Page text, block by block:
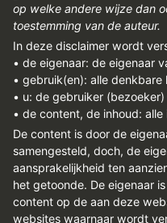
op welke andere wijze dan
toestemming van de auteur.
In deze disclaimer wordt
• de eigenaar: de eigenaar
• gebruik(en): alle denkbare
• u: de gebruiker
• de content, de inhoud:
De content is door de
samengesteld, doch, de
aansprakelijkheid ten
het getoonde. De eigenaar
content op de aan deze
websites waarnaar wordt